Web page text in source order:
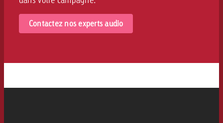
Contactez nos experts audio